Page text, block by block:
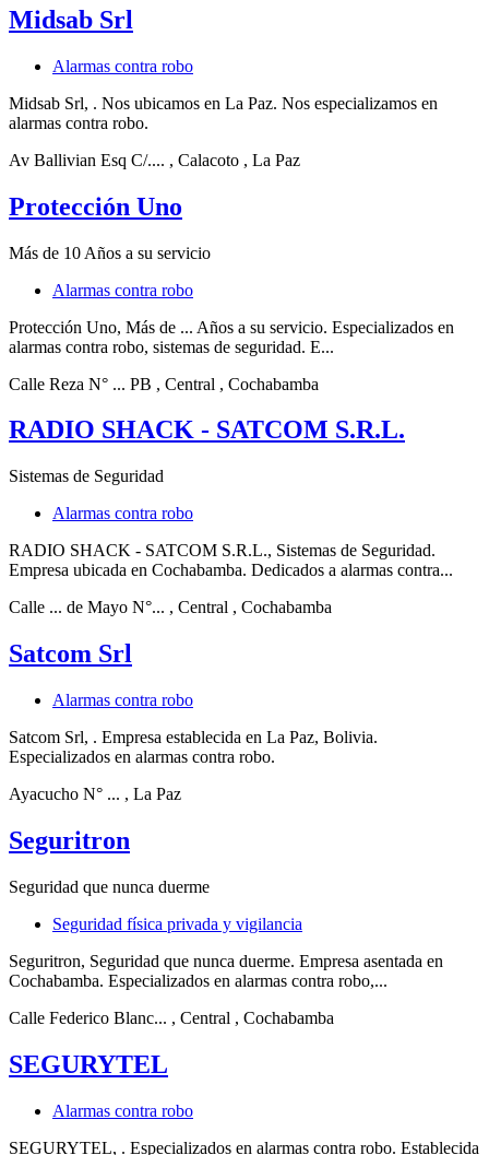
Midsab Srl
Alarmas contra robo
Midsab Srl, . Nos ubicamos en La Paz. Nos especializamos en
alarmas contra robo.
Av Ballivian Esq C/.... , Calacoto , La Paz
Protección Uno
Más de 10 Años a su servicio
Alarmas contra robo
Protección Uno, Más de ... Años a su servicio. Especializados en
alarmas contra robo, sistemas de seguridad. E...
Calle Reza N° ... PB , Central , Cochabamba
RADIO SHACK - SATCOM S.R.L.
Sistemas de Seguridad
Alarmas contra robo
RADIO SHACK - SATCOM S.R.L., Sistemas de Seguridad.
Empresa ubicada en Cochabamba. Dedicados a alarmas contra...
Calle ... de Mayo N°... , Central , Cochabamba
Satcom Srl
Alarmas contra robo
Satcom Srl, . Empresa establecida en La Paz, Bolivia.
Especializados en alarmas contra robo.
Ayacucho N° ... , La Paz
Seguritron
Seguridad que nunca duerme
Seguridad física privada y vigilancia
Seguritron, Seguridad que nunca duerme. Empresa asentada en
Cochabamba. Especializados en alarmas contra robo,...
Calle Federico Blanc... , Central , Cochabamba
SEGURYTEL
Alarmas contra robo
SEGURYTEL, . Especializados en alarmas contra robo. Establecida